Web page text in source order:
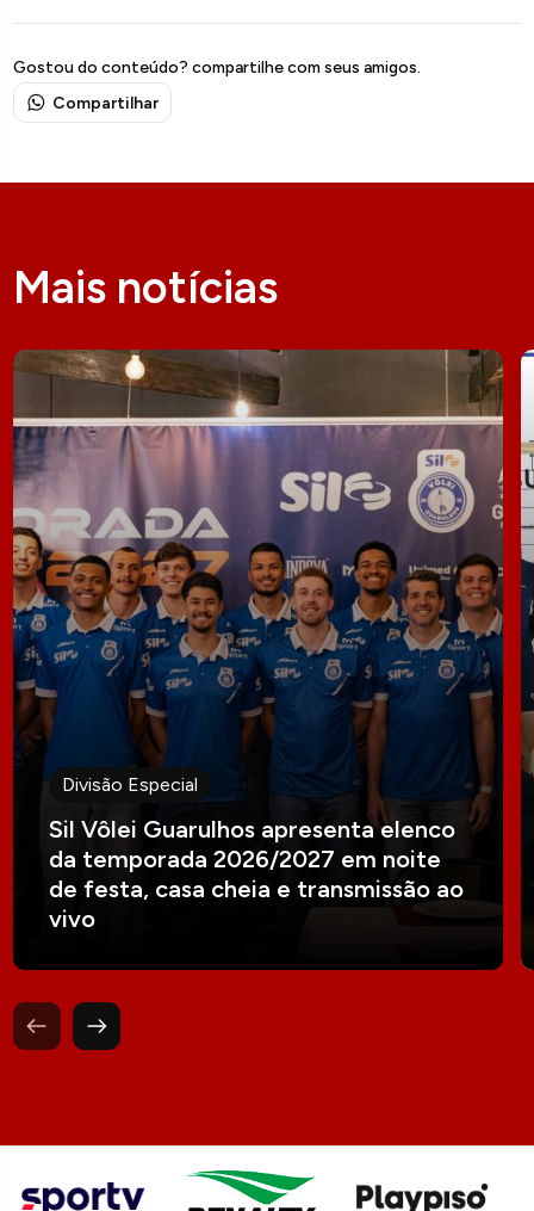
Gostou do conteúdo? compartilhe com seus amigos.
Compartilhar
Mais notícias
Divisão Especial
Sil Vôlei Guarulhos apresenta elenco
da temporada 2026/2027 em noite
de festa, casa cheia e transmissão ao
vivo